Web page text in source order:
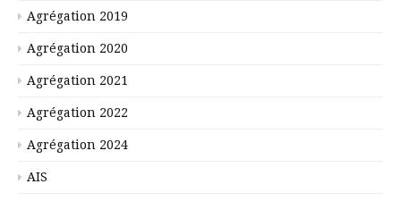
Agrégation 2019
Agrégation 2020
Agrégation 2021
Agrégation 2022
Agrégation 2024
AIS